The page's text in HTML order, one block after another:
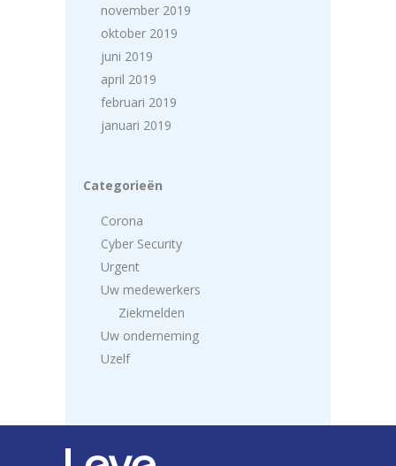
november 2019
oktober 2019
juni 2019
april 2019
februari 2019
januari 2019
Categorieën
Corona
Cyber Security
Urgent
Uw medewerkers
Ziekmelden
Uw onderneming
Uzelf